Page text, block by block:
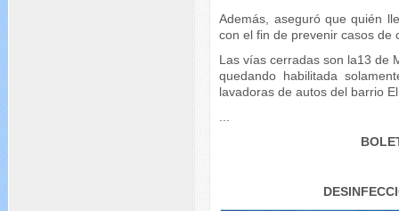
Además, aseguró que quién
con el fin de prevenir casos de
Las vías cerradas son la13 de
quedando habilitada
lavadoras de autos del barrio